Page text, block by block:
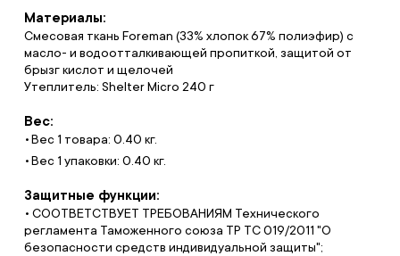
Материалы:
Смесовая ткань Foreman (33% хлопок 67% полиэфир) с
масло- и водоотталкивающей пропиткой, защитой от
брызг кислот и щелочей
Утеплитель: Shelter Micro 240 г
Вес:
Вес 1 товара: 0.40 кг.
Вес 1 упаковки: 0.40 кг.
Защитные функции:
• СООТВЕТСТВУЕТ ТРЕБОВАНИЯМ Технического
регламента Таможенного союза ТР ТС 019/2011 "О
безопасности средств индивидуальной защиты";